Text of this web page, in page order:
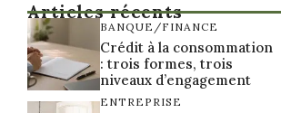
Articles récents
BANQUE/FINANCE
Crédit à la consommation
: trois formes, trois
niveaux d’engagement
ENTREPRISE